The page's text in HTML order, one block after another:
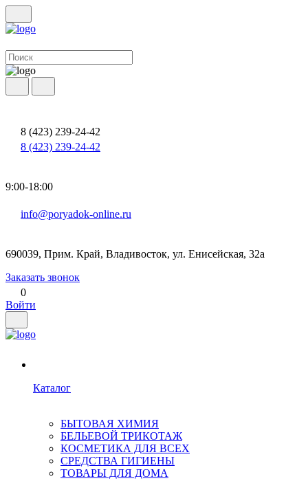
8 (423) 239-24-42
8 (423) 239-24-42
9:00-18:00
info@poryadok-online.ru
690039, Прим. Край, Владивосток, ул. Енисейская, 32а
Заказать звонок
0
Войти
Каталог
БЫТОВАЯ ХИМИЯ
БЕЛЬЕВОЙ ТРИКОТАЖ
КОСМЕТИКА ДЛЯ ВСЕХ
СРЕДСТВА ГИГИЕНЫ
ТОВАРЫ ДЛЯ ДОМА